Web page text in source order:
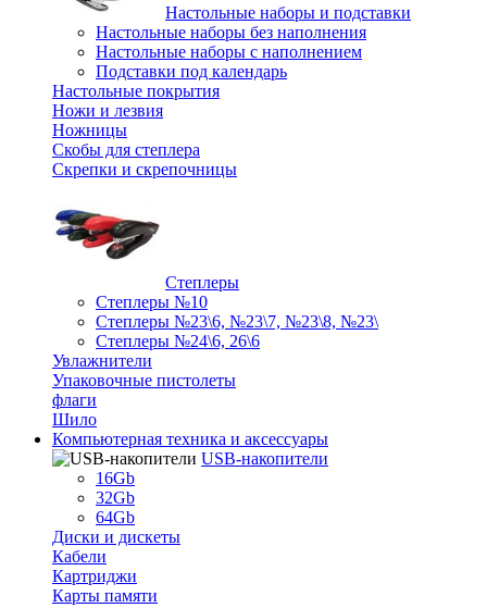
Настольные наборы и подставки
Настольные наборы без наполнения
Настольные наборы с наполнением
Подставки под календарь
Настольные покрытия
Ножи и лезвия
Ножницы
Скобы для степлера
Скрепки и скрепочницы
Степлеры
Степлеры №10
Степлеры №23\6, №23\7, №23\8, №23\
Степлеры №24\6, 26\6
Увлажнители
Упаковочные пистолеты
флаги
Шило
Компьютерная техника и аксессуары
USB-накопители
16Gb
32Gb
64Gb
Диски и дискеты
Кабели
Картриджи
Карты памяти